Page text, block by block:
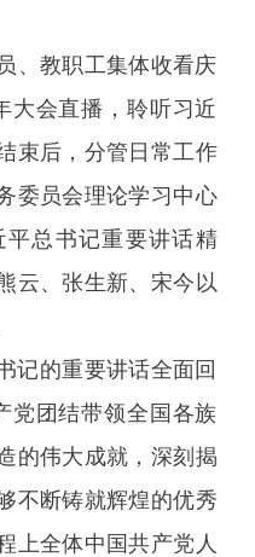
、教职工集体收看庆
大会直播，聆听习近
束后，分管日常工作
委员会理论学习中心
总书记重要讲话精
云、张生新、宋今以
记的重要讲话全面回
党团结带领全国各族
的伟大成就，深刻揭
不断铸就辉煌的优秀
上全体中国共产党人